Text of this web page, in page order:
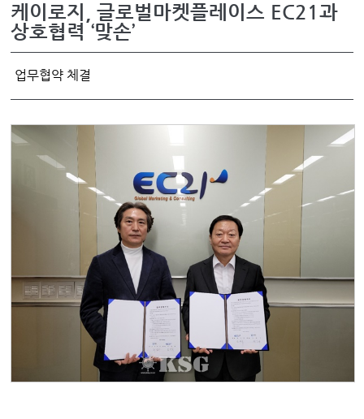
케이로지, 글로벌마켓플레이스 EC21과
상호협력 ‘맞손’
업무협약 체결